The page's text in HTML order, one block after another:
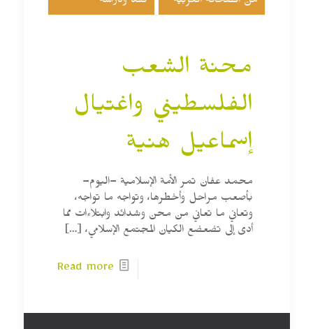
محنة الشعب
الفلسطيني واغتيال
إسماعيل هنية
محمد عفان تمر الأمة الإسلامية –اليوم–
بأصعب مراحل وأخطرها، وتواجه ما تواجه،
وتعاني ما تعاني من محن وشدائد وابتلاءات مما
أدى إلى تضعضع الكيان المجتمع الإسلامي، […]
Read more